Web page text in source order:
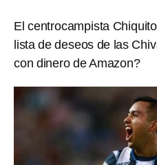
El centrocampista
lista de deseos de las
con dinero de Amazon?